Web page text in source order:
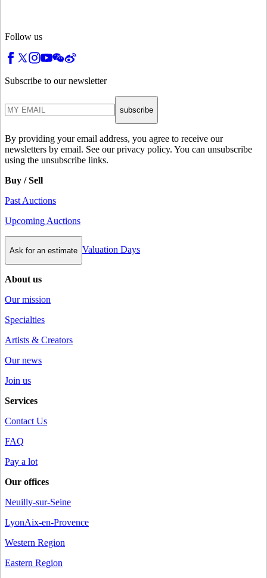
Follow us
Subscribe to our newsletter
subscribe
By providing your email address, you agree to receive our
newsletters by email. See our privacy policy. You can unsubscribe
using the unsubscribe links.
Buy / Sell
Past Auctions
Upcoming Auctions
Ask for an estimate Valuation Days
About us
Our mission
Specialties
Artists & Creators
Our news
Join us
Services
Contact Us
FAQ
Pay a lot
Our offices
Neuilly-sur-Seine
LyonAix-en-Provence
Western Region
Eastern Region